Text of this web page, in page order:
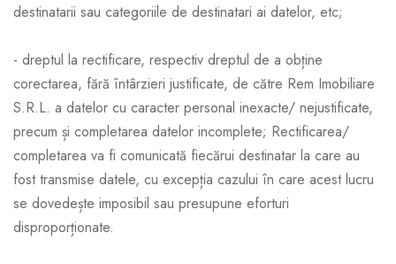
destinatarii sau categoriile de destinatari ai datelor, etc;
- dreptul la rectificare, respectiv dreptul de a obține
corectarea, fără întârzieri justificate, de către Rem Imobiliare
S.R.L. a datelor cu caracter personal inexacte/ nejustificate,
precum și completarea datelor incomplete; Rectificarea/
completarea va fi comunicată fiecărui destinatar la care au
fost transmise datele, cu excepția cazului în care acest lucru
se dovedește imposibil sau presupune eforturi
disproporționate.